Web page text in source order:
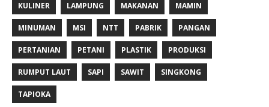
KULINER LAMPUNG MAKANAN MAMIN
MINUMAN MSI NTT PABRIK PANGAN
PERTANIAN PETANI PLASTIK PRODUKSI
RUMPUT LAUT SAPI SAWIT SINGKONG
TAPIOKA